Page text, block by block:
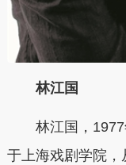
林江国
林江国，1977
于上海戏剧学院，